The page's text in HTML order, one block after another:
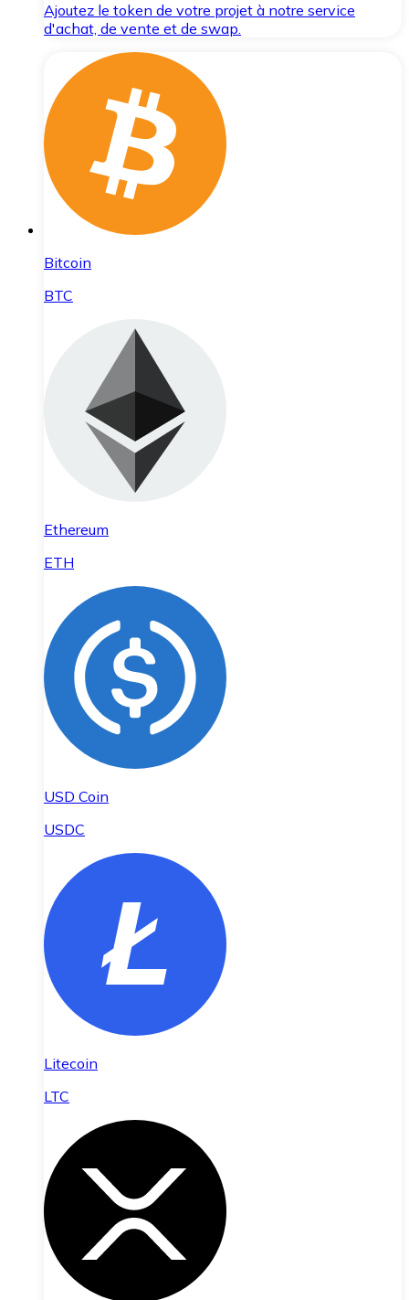
Ajoutez le token de votre projet à notre service
d'achat, de vente et de swap.
Bitcoin
BTC
Ethereum
ETH
USD Coin
USDC
Litecoin
LTC